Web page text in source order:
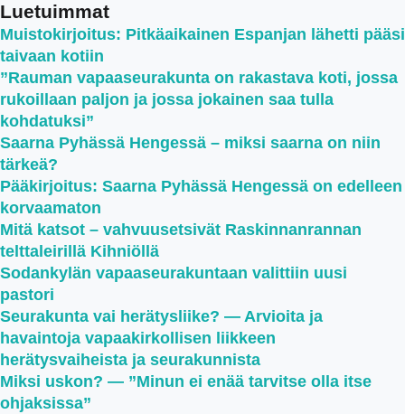
Luetuimmat
Muistokirjoitus: Pitkäaikainen Espanjan lähetti pääsi
taivaan kotiin
”Rauman vapaaseurakunta on rakastava koti, jossa
rukoillaan paljon ja jossa jokainen saa tulla
kohdatuksi”
Saarna Pyhässä Hengessä – miksi saarna on niin
tärkeä?
Pääkirjoitus: Saarna Pyhässä Hengessä on edelleen
korvaamaton
Mitä katsot – vahvuusetsivät Raskinnanrannan
telttaleirillä Kihniöllä
Sodankylän vapaaseurakuntaan valittiin uusi
pastori
Seurakunta vai herätysliike? — Arvioita ja
havaintoja vapaakirkollisen liikkeen
herätysvaiheista ja seurakunnista
Miksi uskon? — ”Minun ei enää tarvitse olla itse
ohjaksissa”